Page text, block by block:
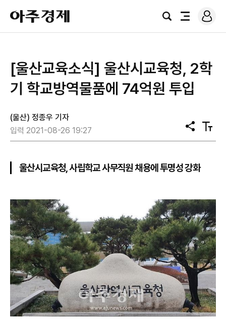
아
주
경
검
전
로
그
[울산교육소식] 울산시교육청, 2학
기 학교방역물품에 74억원 투입
(울산) 정종우 기자
입력 2021-08-26 19:27
공
유
텍
스
울산시교육청, 사립학교 사무직원 채용에 투명성 강화